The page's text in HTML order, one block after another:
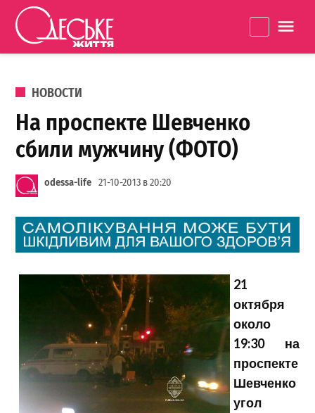
Перейти к содержанию
життя
ОПУБЛИКОВАНО В
НОВОСТИ
На проспекте Шевченко
сбили мужчину (ФОТО)
odessa-life 21-10-2013 в 20:20
21
октября
около
19:30 на
проспекте
Шевченко
угол